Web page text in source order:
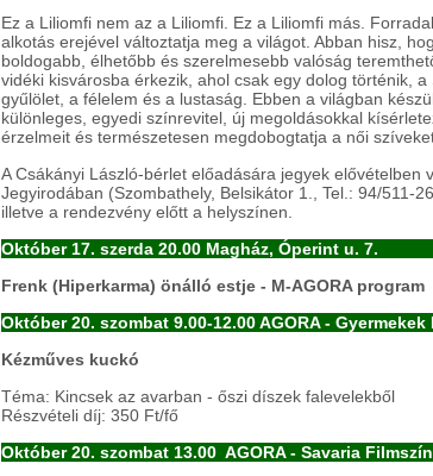
Ez a Liliomfi nem az a Liliomfi. Ez a Liliomfi más.
alkotás erejével változtatja meg a világot. Abban hisz,
boldogabb, élhetőbb és szerelmesebb valóság
vidéki kisvárosba érkezik, ahol csak egy dolog történik,
gyűlölet, a félelem és a lustaság. Ebben a világban
különleges, egyedi színrevitel, új megoldásokkal
érzelmeit és természetesen megdobogtatja a női
A Csákányi László-bérlet előadására jegyek elővételben
Jegyirodában (Szombathely, Belsikátor 1., Tel.: 94/511-
illetve a rendezvény előtt a helyszínen.
Október 17. szerda 20.00 Magház, Óperint u. 7.
Frenk (Hiperkarma) önálló estje - M-AGORA program
Október 20. szombat 9.00-12.00 AGORA - Gyermekek
Kézműves kuckó
Téma: Kincsek az avarban - őszi díszek falevelekből
Részvételi díj: 350 Ft/fő
Október 20. szombat 13.00 AGORA - Savaria